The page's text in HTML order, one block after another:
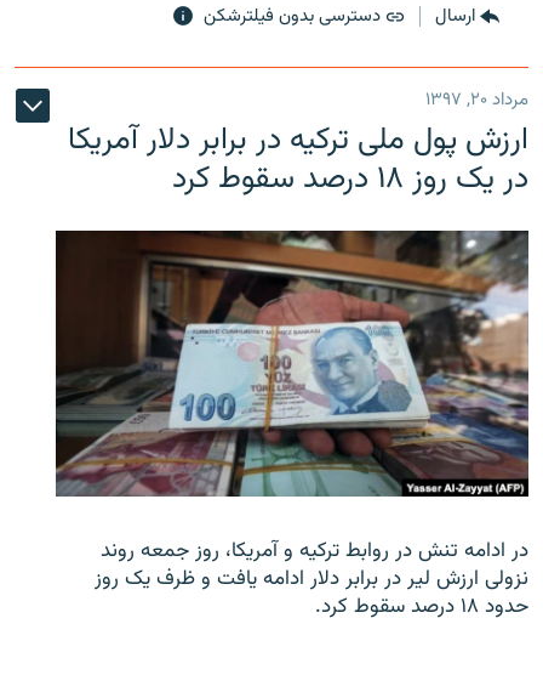
ارسال دسترسی بدون فیلترشکن
مرداد ۲۰, ۱۳۹۷
ارزش پول ملی ترکیه در برابر دلار آمریکا
در یک روز ۱۸ درصد سقوط کرد
در ادامه تنش در روابط ترکیه و آمریکا، روز جمعه روند
نزولی ارزش لیر در برابر دلار ادامه یافت و ظرف یک روز
حدود ۱۸ درصد سقوط کرد.